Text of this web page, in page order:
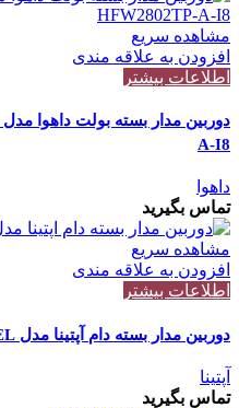
مشاهده سریع
افزودن به علاقه مندی
اطلاعات بیشتر
A-I8
داهوا
تماس بگیرید
مشاهده سریع
افزودن به علاقه مندی
اطلاعات بیشتر
دوربین مدار بسته دام آپتینا مدل Optina Metis 200ASF-EL
آپتینا
تماس بگیرید